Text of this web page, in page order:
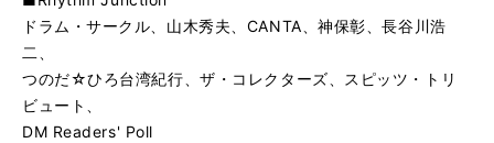
ドラム・サークル、山木秀夫、CANTA、神保彰、長谷川浩
二、
つのだ☆ひろ台湾紀行、ザ・コレクターズ、スピッツ・トリ
ビュート、
DM Readers' Poll